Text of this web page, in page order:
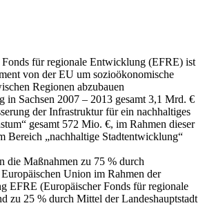
Fonds für regionale Entwicklung (EFRE) ist
von der EU um sozioökonomische
Regionen abzubauen
in Sachsen 2007 – 2013 gesamt 3,1 Mrd. €
der Infrastruktur für ein nachhaltiges
gesamt 572 Mio. €, im Rahmen dieser
Bereich „nachhaltige Stadtentwicklung“
die Maßnahmen zu 75 % durch
Union im Rahmen der
EFRE (Europäischer Fonds für regionale
zu 25 % durch Mittel der Landeshauptstadt